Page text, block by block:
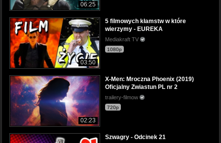
06:25
03:50
5 filmowych kłamstw w które
wierzymy - EUREKA
Mediakraft TV
1080p
02:23
X-Men: Mroczna Phoenix (2019)
Oficjalny Zwiastun PL nr 2
trailery-filmow
720p
Szwagry - Odcinek 21